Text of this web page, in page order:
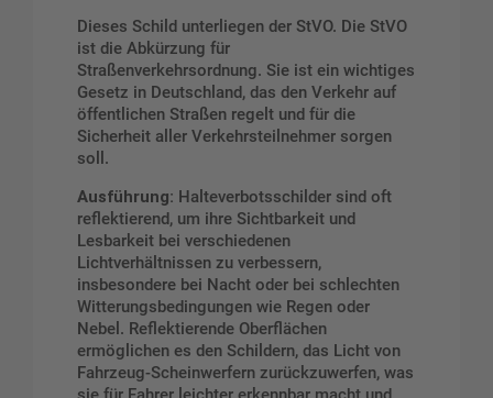
Dieses Schild unterliegen der StVO. Die StVO
ist die Abkürzung für
Straßenverkehrsordnung. Sie ist ein wichtiges
Gesetz in Deutschland, das den Verkehr auf
öffentlichen Straßen regelt und für die
Sicherheit aller Verkehrsteilnehmer sorgen
soll.
Ausführung: Halteverbotsschilder sind oft
reflektierend, um ihre Sichtbarkeit und
Lesbarkeit bei verschiedenen
Lichtverhältnissen zu verbessern,
insbesondere bei Nacht oder bei schlechten
Witterungsbedingungen wie Regen oder
Nebel. Reflektierende Oberflächen
ermöglichen es den Schildern, das Licht von
Fahrzeug-Scheinwerfern zurückzuwerfen, was